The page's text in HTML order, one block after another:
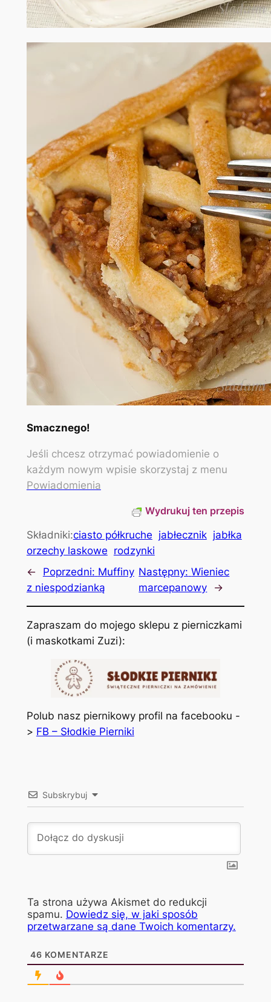
Smacznego!
Jeśli chcesz otrzymać powiadomienie o
każdym nowym wpisie skorzystaj z menu
Powiadomienia
Wydrukuj ten przepis
Składniki:ciasto półkruche jabłecznik jabłka
orzechy laskowe rodzynki
←
Poprzedni: Muffiny
z niespodzianką
Następny: Wieniec
marcepanowy
→
Zapraszam do mojego sklepu z pierniczkami
(i maskotkami Zuzi):
Polub nasz piernikowy profil na facebooku -
> FB – Słodkie Pierniki
Subskrybuj
Ta strona używa Akismet do redukcji
spamu. Dowiedz się, w jaki sposób
przetwarzane są dane Twoich komentarzy.
46 KOMENTARZE